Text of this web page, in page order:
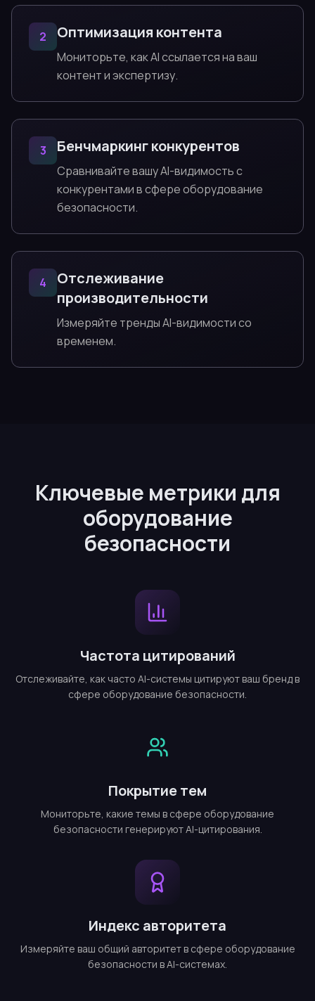
2 Оптимизация контента
Мониторьте, как AI ссылается на ваш
контент и экспертизу.
3 Бенчмаркинг конкурентов
Сравнивайте вашу AI-видимость с
конкурентами в сфере оборудование
безопасности.
4
Отслеживание
производительности
Измеряйте тренды AI-видимости со
временем.
Ключевые метрики для
оборудование
безопасности
Частота цитирований
Отслеживайте, как часто AI-системы цитируют ваш бренд в
сфере оборудование безопасности.
Покрытие тем
Мониторьте, какие темы в сфере оборудование
безопасности генерируют AI-цитирования.
Индекс авторитета
Измеряйте ваш общий авторитет в сфере оборудование
безопасности в AI-системах.